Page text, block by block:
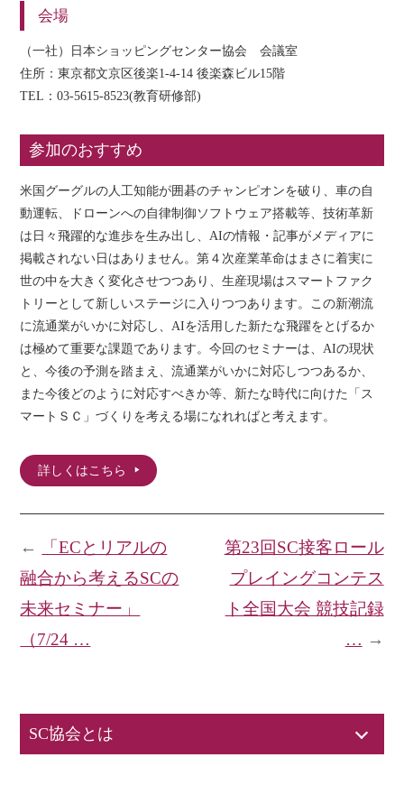
会場
（一社）日本ショッピングセンター協会 会議室
住所：東京都文京区後楽1-4-14 後楽森ビル15階
TEL：03-5615-8523(教育研修部)
参加のおすすめ
米国グーグルの人工知能が囲碁のチャンピオンを破り、車の自
動運転、ドローンへの自律制御ソフトウェア搭載等、技術革新
は日々飛躍的な進歩を生み出し、AIの情報・記事がメディアに
掲載されない日はありません。第４次産業革命はまさに着実に
世の中を大きく変化させつつあり、生産現場はスマートファク
トリーとして新しいステージに入りつつあります。この新潮流
に流通業がいかに対応し、AIを活用した新たな飛躍をとげるか
は極めて重要な課題であります。今回のセミナーは、AIの現状
と、今後の予測を踏まえ、流通業がいかに対応しつつあるか、
また今後どのように対応すべきか等、新たな時代に向けた「ス
マートＳＣ」づくりを考える場になれればと考えます。
詳しくはこちら
第23回SC接客ロール
プレイングコンテス
ト全国大会 競技記録
… →
←
「ECとリアルの
融合から考えるSCの
未来セミナー」
（7/24 …
SC協会とは